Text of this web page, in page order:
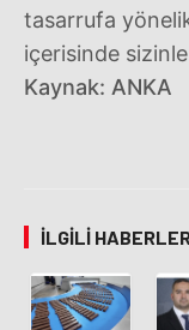
tasarrufa
içerisinde
Kaynak: ANKA
İLGILI